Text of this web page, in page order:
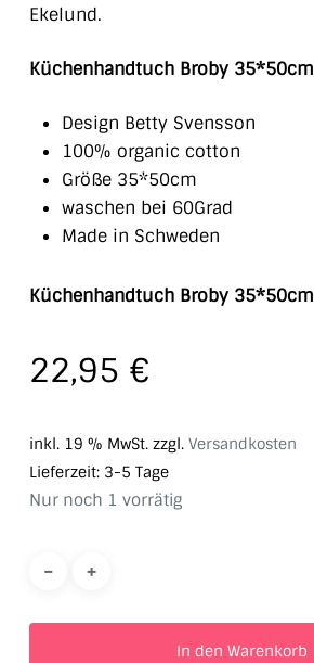
Ekelund.
Küchenhandtuch Broby 35*50cm
Design Betty Svensson
100% organic cotton
Größe 35*50cm
waschen bei 60Grad
Made in Schweden
Küchenhandtuch Broby 35*50cm
22,95 €
inkl. 19 % MwSt. zzgl. Versandkosten
Lieferzeit: 3-5 Tage
Nur noch 1 vorrätig
In den Warenkorb